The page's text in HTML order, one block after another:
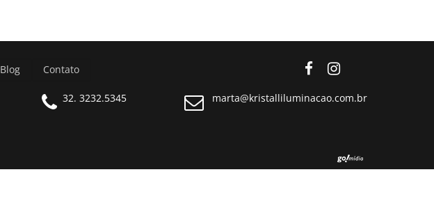
Blog Contato
32. 3232.5345 marta@kristalliluminacao.com.br